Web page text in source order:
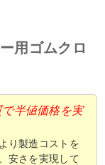
用ゴムクロ
半値価格を実
り製造コストを
安さを実現して